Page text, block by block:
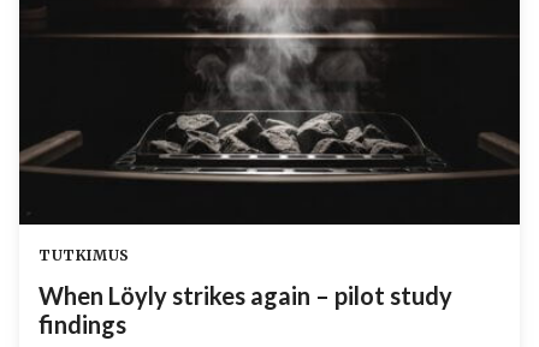
TUTKIMUS
When Löyly strikes again – pilot study
findings